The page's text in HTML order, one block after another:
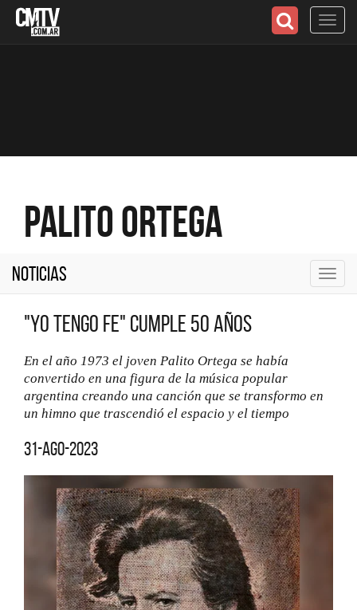
Palito Ortega
Noticias
"Yo tengo fe" cumple 50 años
En el año 1973 el joven Palito Ortega se había
convertido en una figura de la música popular
argentina creando una canción que se transformo en
un himno que trascendió el espacio y el tiempo
31-ago-2023